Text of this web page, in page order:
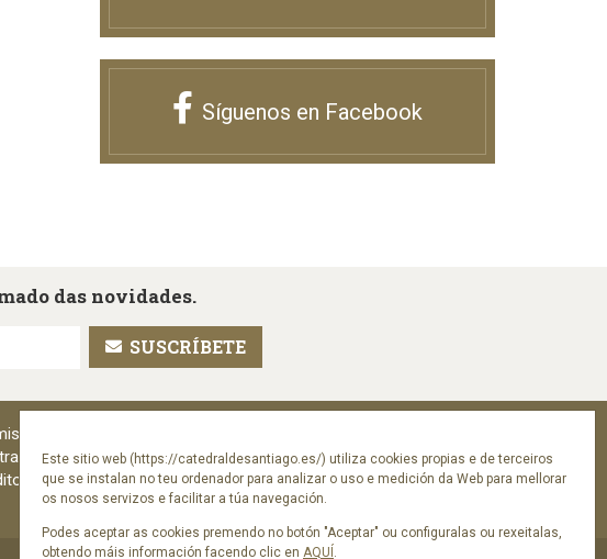
Este sitio web (https://catedraldesantiago.es/) utiliza cookies propias e de terceiros
que se instalan no teu ordenador para analizar o uso e medición da Web para mellorar
os nosos servizos e facilitar a túa navegación.
Podes aceptar as cookies premendo no botón "Aceptar" ou configuralas ou rexeitalas,
obtendo máis información facendo clic en AQUÍ.
Síguenos en Facebook
das novidades.